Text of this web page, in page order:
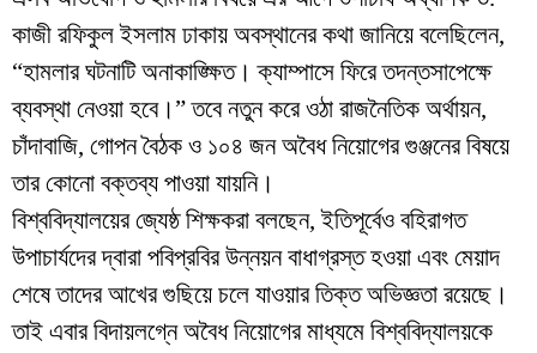
কাজী রফিকুল ইসলাম ঢাকায় অবস্থানের কথা জানিয়ে বলেছিলেন,
“হামলার ঘটনাটি অনাকাঙ্ক্ষিত। ক্যাম্পাসে ফিরে তদন্তসাপেক্ষে
ব্যবস্থা নেওয়া হবে।” তবে নতুন করে ওঠা রাজনৈতিক অর্থায়ন,
চাঁদাবাজি, গোপন বৈঠক ও ১০৪ জন অবৈধ নিয়োগের গুঞ্জনের বিষয়ে
তার কোনো বক্তব্য পাওয়া যায়নি।
​বিশ্ববিদ্যালয়ের জ্যেষ্ঠ শিক্ষকরা বলছেন, ইতিপূর্বেও বহিরাগত
উপাচার্যদের দ্বারা পবিপ্রবির উন্নয়ন বাধাগ্রস্ত হওয়া এবং মেয়াদ
শেষে তাদের আখের গুছিয়ে চলে যাওয়ার তিক্ত অভিজ্ঞতা রয়েছে।
তাই এবার বিদায়লগ্নে অবৈধ নিয়োগের মাধ্যমে বিশ্ববিদ্যালয়কে